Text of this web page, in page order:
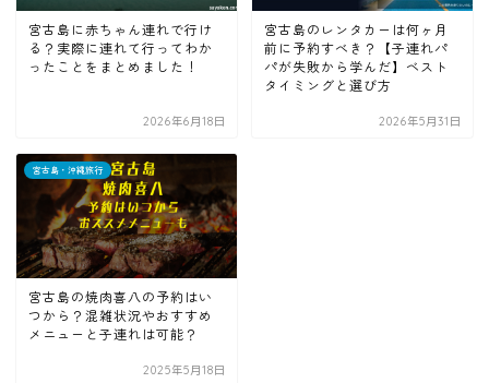
宮古島に赤ちゃん連れで行け
る？実際に連れて行ってわか
ったことをまとめました！
2026年6月18日
宮古島のレンタカーは何ヶ月
前に予約すべき？【子連れパ
パが失敗から学んだ】ベスト
タイミングと選び方
2026年5月31日
宮古島・沖縄旅行
宮古島の焼肉喜八の予約はい
つから？混雑状況やおすすめ
メニューと子連れは可能？
2025年5月18日